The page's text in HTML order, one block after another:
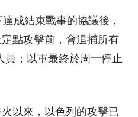
成結束戰事的協議後，
點攻擊前，會追捕所有
員；以軍最終於周一停止
以來，以色列的攻擊已